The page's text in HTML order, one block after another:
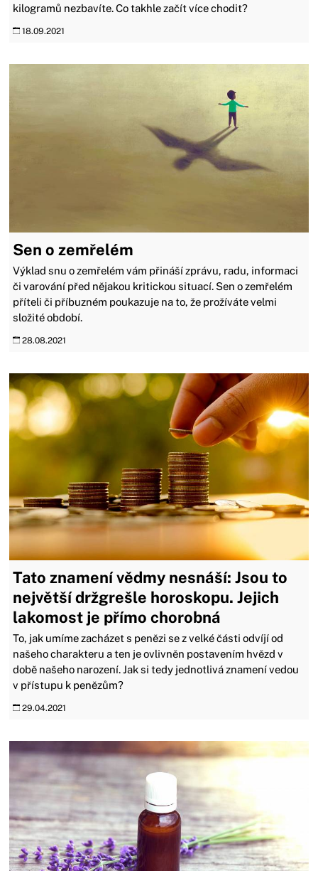
kilogramů nezbavíte. Co takhle začít více chodit?
18.09.2021
Sen o zemřelém
Výklad snu o zemřelém vám přináší zprávu, radu, informaci
či varování před nějakou kritickou situací. Sen o zemřelém
příteli či příbuzném poukazuje na to, že prožíváte velmi
složité období.
28.08.2021
Tato znamení vědmy nesnáší: Jsou to
největší držgrešle horoskopu. Jejich
lakomost je přímo chorobná
To, jak umíme zacházet s penězi se z velké části odvíjí od
našeho charakteru a ten je ovlivněn postavením hvězd v
době našeho narození. Jak si tedy jednotlivá znamení vedou
v přístupu k penězům?
29.04.2021